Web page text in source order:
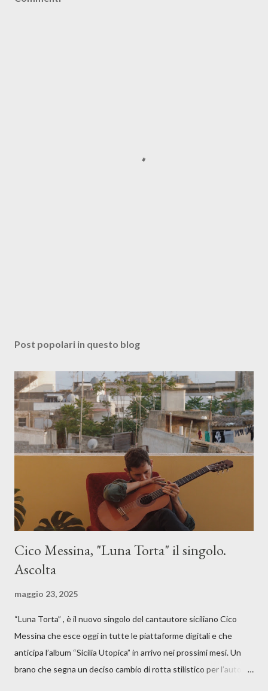
Post popolari in questo blog
Cico Messina, "Luna Torta" il singolo.
Ascolta
maggio 23, 2025
“Luna Torta” , è il nuovo singolo del cantautore siciliano Cico
Messina che esce oggi in tutte le piattaforme digitali e che
anticipa l’album “Sicilia Utopica” in arrivo nei prossimi mesi. Un
brano che segna un deciso cambio di rotta stilistico per l’autore